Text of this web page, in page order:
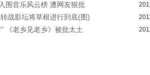
围音乐风云榜 遭网友狠批
战影坛将草根进行到底(图)
《老乡见老乡》被批太土